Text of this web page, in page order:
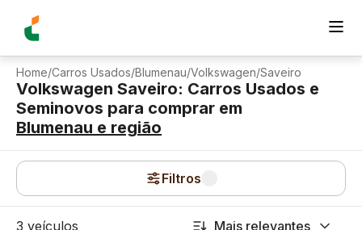
Home/Carros Usados/Blumenau/Volkswagen/Saveiro
Volkswagen Saveiro: Carros Usados e
Seminovos para comprar em
Blumenau e região
Filtros
3 veículos Mais relevantes